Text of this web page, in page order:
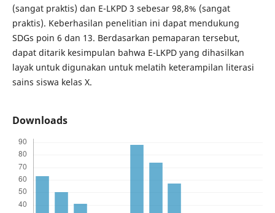
(sangat praktis) dan E-LKPD 3 sebesar 98,8% (sangat
praktis). Keberhasilan penelitian ini dapat mendukung
SDGs poin 6 dan 13. Berdasarkan pemaparan tersebut,
dapat ditarik kesimpulan bahwa E-LKPD yang dihasilkan
layak untuk digunakan untuk melatih keterampilan literasi
sains siswa kelas X.
Downloads